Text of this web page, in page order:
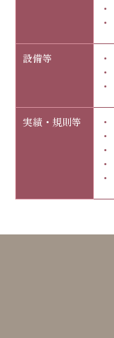
設備等
実績・規則等